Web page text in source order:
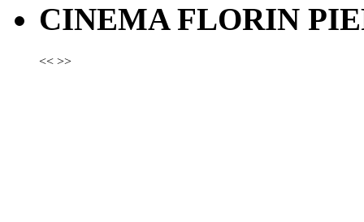
CINEMA FLORIN
<< >>